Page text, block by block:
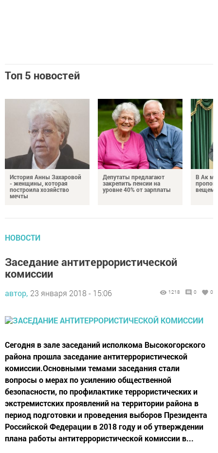
Топ 5 новостей
История Анны Захаровой
- женщины, которая
построила хозяйство
мечты
Депутаты предлагают
закрепить пенсии на
уровне 40% от зарплаты
В Ак
вещем
НОВОСТИ
Заседание антитеррористической
комиссии
автор, 23 января 2018 - 15:06 1218 0 0
Сегодня в зале заседаний исполкома Высокогорского
района прошла заседание антитеррористической
комиссии.Основными темами заседания стали
вопросы о мерах по усилению общественной
безопасности, по профилактике террористических и
экстремистских проявлений на территории района в
период подготовки и проведения выборов Президента
Российской Федерации в 2018 году и об утверждении
плана работы антитеррористической комиссии в...